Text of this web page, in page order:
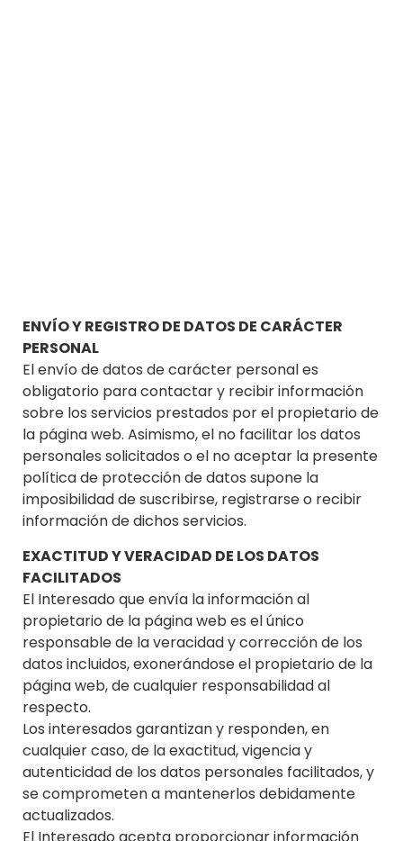
ENVÍO Y REGISTRO DE DATOS DE CARÁCTER
PERSONAL
El envío de datos de carácter personal es
obligatorio para contactar y recibir información
sobre los servicios prestados por el propietario de
la página web. Asimismo, el no facilitar los datos
personales solicitados o el no aceptar la presente
política de protección de datos supone la
imposibilidad de suscribirse, registrarse o recibir
información de dichos servicios.
EXACTITUD Y VERACIDAD DE LOS DATOS
FACILITADOS
El Interesado que envía la información al
propietario de la página web es el único
responsable de la veracidad y corrección de los
datos incluidos, exonerándose el propietario de la
página web, de cualquier responsabilidad al
respecto.
Los interesados garantizan y responden, en
cualquier caso, de la exactitud, vigencia y
autenticidad de los datos personales facilitados, y
se comprometen a mantenerlos debidamente
actualizados.
El Interesado acepta proporcionar información